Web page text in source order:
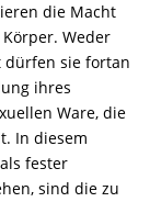
die Macht
Weder
dürfen sie fortan
ihres
Ware, die
In diesem
fester
sind die zu